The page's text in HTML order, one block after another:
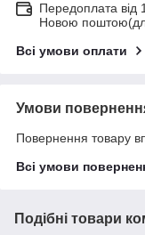
Передоплата від
Новою
Всі умови оплати
Умови
Повернення товару
Всі умови
Подібні товари